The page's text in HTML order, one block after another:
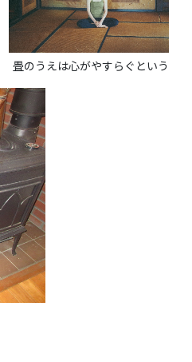
は心がやすらぐという